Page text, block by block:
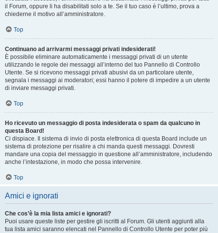
il Forum, oppure li ha disabilitati solo a te. Se il tuo caso è l’ultimo, prova a
chiederne il motivo all’amministratore.
Top
Continuano ad arrivarmi messaggi privati indesiderati!
È possibile eliminare automaticamente i messaggi privati ​​di un utente
utilizzando le regole dei messaggi all’interno del tuo Pannello di Controllo
Utente. Se si ricevono messaggi privati ​​abusivi da un particolare utente,
segnala i messaggi ai moderatori; essi hanno il potere di impedire a un utente
di inviare messaggi privati​​.
Top
Ho ricevuto un messaggio di posta indesiderata o spam da qualcuno in
questa Board!
Ci dispiace. Il sistema di invio di posta elettronica di questa Board include un
sistema di protezione per risalire a chi manda questi messaggi. Dovresti
mandare una copia del messaggio in questione all’amministratore, includendo
anche l’intestazione, in modo che possa intervenire.
Top
Amici e ignorati
Che cos’è la mia lista amici e ignorati?
Puoi usare queste liste per gestire gli iscritti al Forum. Gli utenti aggiunti alla
tua lista amici saranno elencati nel Pannello di Controllo Utente per poter più